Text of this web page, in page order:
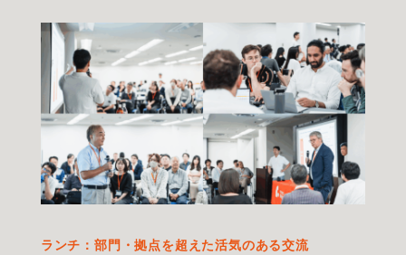
ランチ：部門・拠点を超えた活気のある交流